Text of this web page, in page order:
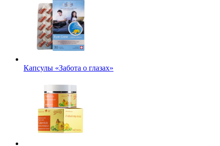
Капсулы «Забота о глазах»